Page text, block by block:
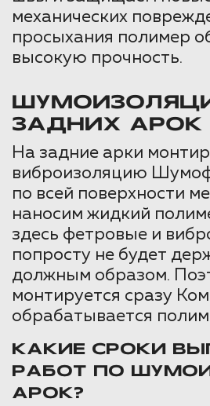
механических
просыхания полимер
высокую прочность.
ЗАДНИХ АРОК
На задние арки
виброизоляцию
по всей поверхности
наносим жидкий
здесь фетровые и
попросту не будет
должным образом.
монтируется сразу
обрабатывается
КАКИЕ СРОКИ
РАБОТ ПО
АРОК?